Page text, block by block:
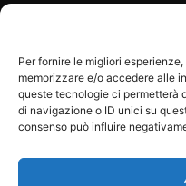
Per fornire le migliori
memorizzare e/o accedere alle
queste tecnologie ci permetterà
di navigazione o ID unici su
consenso può influire
Cookie Policy
FAQ